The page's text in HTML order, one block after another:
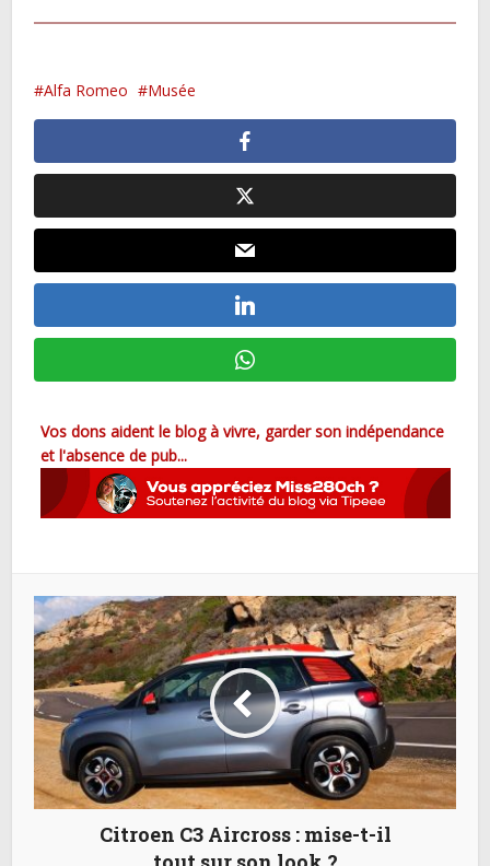
Alfa Romeo Musée
Vos dons aident le blog à vivre, garder son indépendance
et l'absence de pub...
Citroen C3 Aircross : mise-t-il